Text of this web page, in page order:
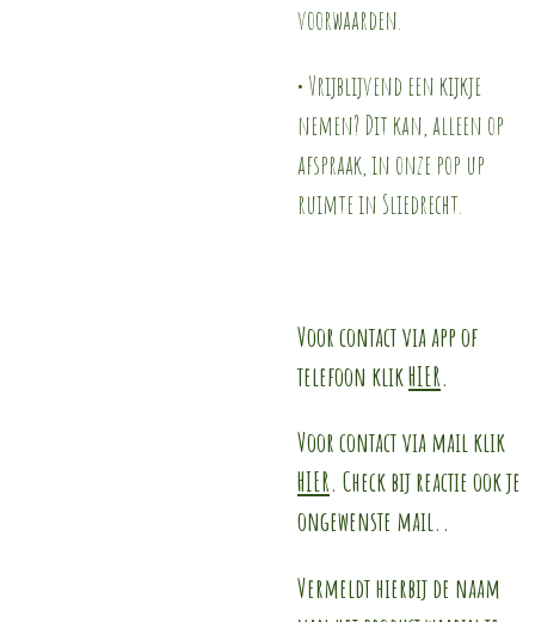
voorwaarden.
• Vrijblijvend een kijkje
nemen? Dit kan, alleen op
afspraak, in onze pop up
ruimte in Sliedrecht.
Voor contact via app of
telefoon klikHIER.
Voor contact via mail klik
HIER. Check bij reactie ook je
ongewenste mail..
Vermeldt hierbij de naam